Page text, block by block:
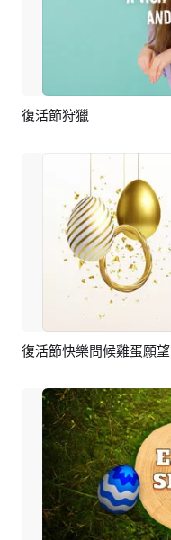
復活節狩獵
預覽
復活節快樂問候雞蛋願望